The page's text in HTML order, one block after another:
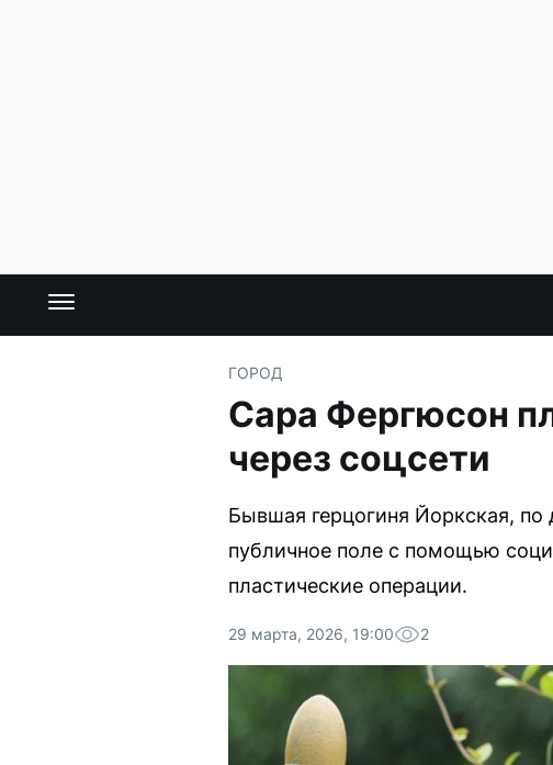
ГОРОД
Сара Фергюсон
через соцсети
Бывшая герцогиня Йоркская,
публичное поле с помощью
пластические операции.
29 марта, 2026, 19:00 2